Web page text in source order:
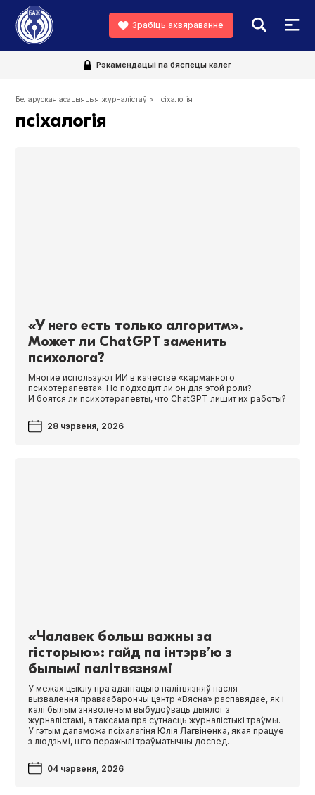
Зрабіць ахвяраванне
Рэкамендацыі па бяспецы калег
Беларуская асацыяцыя журналістаў > псіхалогія
псіхалогія
«У него есть только алгоритм».
Может ли ChatGPT заменить
психолога?
Многие используют ИИ в качестве «карманного
психотерапевта». Но подходит ли он для этой роли?
И боятся ли психотерапевты, что Chat­G­PT лишит их работы?
28 чэрвеня, 2026
«Чалавек больш важны за
гісторыю»: гайд па інтэрв’ю з
былымі палітвязнямі
У межах цыклу пра адаптацыю палітвязняў пасля
вызвалення праваабарончы цэнтр «Вясна» распавядае, як і
калі былым зняволеным выбудоўваць дыялог з
журналістамі, а таксама пра сутнасць журналістыкі траўмы.
У гэтым дапаможа псіхалагіня Юлія Лагвіненка, якая працуе
з людзьмі, што перажылі траўматычны досвед.
04 чэрвеня, 2026